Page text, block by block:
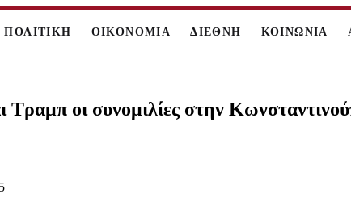
ΠΟΛΙΤΙΚΗ ΟΙΚΟΝΟΜΙΑ ΔΙΕΘΝΗ ΚΟΙΝΩΝΙΑ
οι συνομιλίες στην